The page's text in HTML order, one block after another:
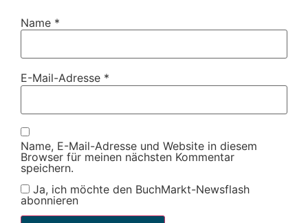
Name *
E-Mail-Adresse *
Name, E-Mail-Adresse und Website in diesem
Browser für meinen nächsten Kommentar
speichern.
Ja, ich möchte den BuchMarkt-Newsflash
abonnieren